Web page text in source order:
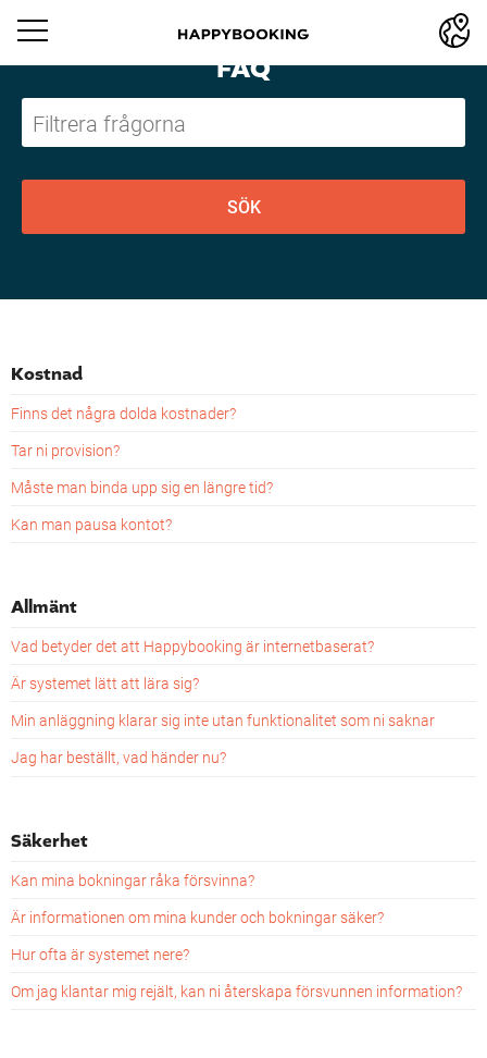
FAQ
Kostnad
Finns det några dolda kostnader?
Tar ni provision?
Måste man binda upp sig en längre tid?
Kan man pausa kontot?
Allmänt
Vad betyder det att Happybooking är internetbaserat?
Är systemet lätt att lära sig?
Min anläggning klarar sig inte utan funktionalitet som ni saknar
Jag har beställt, vad händer nu?
Säkerhet
Kan mina bokningar råka försvinna?
Är informationen om mina kunder och bokningar säker?
Hur ofta är systemet nere?
Om jag klantar mig rejält, kan ni återskapa försvunnen information?